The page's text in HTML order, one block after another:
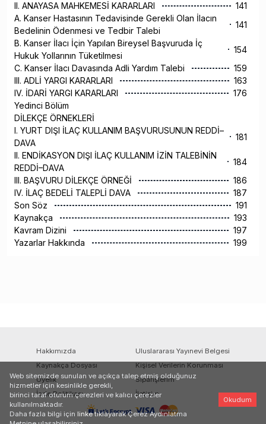
II. ANAYASA MAHKEMESİ KARARLARI
141
A. Kanser Hastasının Tedavisinde Gerekli Olan İlacın
Bedelinin Ödenmesi ve Tedbir Talebi
141
B. Kanser İlacı İçin Yapılan Bireysel Başvuruda İç
Hukuk Yollarının Tüketilmesi
154
C. Kanser İlacı Davasında Adli Yardım Talebi
159
III. ADLİ YARGI KARARLARI
163
IV. İDARİ YARGI KARARLARI
176
Yedinci Bölüm
DİLEKÇE ÖRNEKLERİ
I. YURT DIŞI İLAÇ KULLANIM BAŞVURUSUNUN REDDİ–
DAVA
181
II. ENDİKASYON DIŞI İLAÇ KULLANIM İZİN TALEBİNİN
REDDİ–DAVA
184
III. BAŞVURU DİLEKÇE ÖRNEĞİ
186
IV. İLAÇ BEDELİ TALEPLİ DAVA
187
Son Söz
191
Kaynakça
193
Kavram Dizini
197
Yazarlar Hakkında
199
Hakkımızda
Uluslararası Yayınevi Belgesi
Kaynakça Dosyası
Kişisel Verilerin Korunması
Üyelik
Siparişlerim
İade Politikası
İletişim
Web sitemizde sunulan ve açıkça talep etmiş olduğunuz
hizmetler için kesinlikle gerekli,
birinci taraf oturum çerezleri ve kalıcı çerezler
kullanılmaktadır.
Daha fazla bilgi için linke tıklayarak Çerez Aydınlatma
Okudum